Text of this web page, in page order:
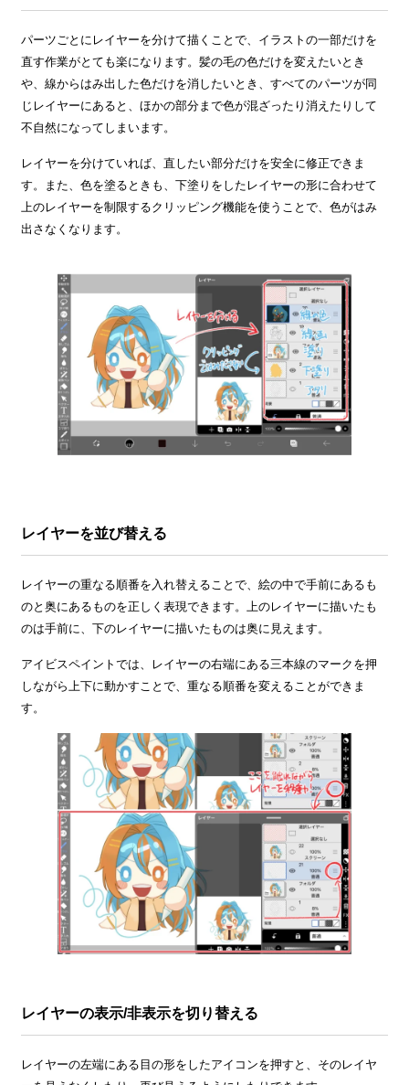
パーツごとにレイヤーを分けて描くことで、イラストの一部だけを
直す作業がとても楽になります。髪の毛の色だけを変えたいとき
や、線からはみ出した色だけを消したいとき、すべてのパーツが同
じレイヤーにあると、ほかの部分まで色が混ざったり消えたりして
不自然になってしまいます。
レイヤーを分けていれば、直したい部分だけを安全に修正できま
す。また、色を塗るときも、下塗りをしたレイヤーの形に合わせて
上のレイヤーを制限するクリッピング機能を使うことで、色がはみ
出さなくなります。
レイヤーを並び替える
レイヤーの重なる順番を入れ替えることで、絵の中で手前にあるも
のと奥にあるものを正しく表現できます。上のレイヤーに描いたも
のは手前に、下のレイヤーに描いたものは奥に見えます。
アイビスペイントでは、レイヤーの右端にある三本線のマークを押
しながら上下に動かすことで、重なる順番を変えることができま
す。
レイヤーの表示/非表示を切り替える
レイヤーの左端にある目の形をしたアイコンを押すと、そのレイヤ